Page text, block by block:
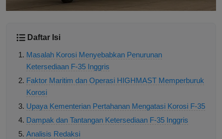
Daftar Isi
Masalah Korosi Menyebabkan Penurunan
Ketersediaan F-35 Inggris
Faktor Maritim dan Operasi HIGHMAST Memperburuk
Korosi
Upaya Kementerian Pertahanan Mengatasi Korosi F-35
Dampak dan Tantangan Ketersediaan F-35 Inggris
Analisis Redaksi